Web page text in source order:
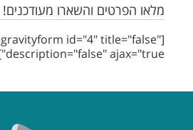
מלאו הפרטים והשארו מעודכנים!
[gravityform id="4" title="false"
description="false" ajax="true"]